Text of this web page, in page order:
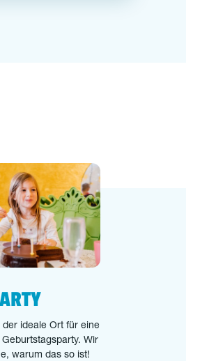
der ideale Ort für eine
Wir
warum das so ist!